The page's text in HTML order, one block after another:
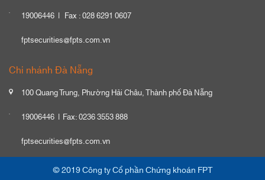
19006446
Fax : 028 6291 0607
fptsecurities@fpts.com.vn
Chi nhánh Đà Nẵng
100 Quang Trung, Phường Hải Châu, Thành phố Đà Nẵng
19006446
Fax: 0236 3553 888
fptsecurities@fpts.com.vn
© 2019 Công ty Cổ phần Chứng khoán FPT